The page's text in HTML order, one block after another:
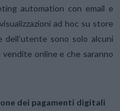
automation con email e
ad hoc su store
dell’utente sono solo alcuni
vendite online e che saranno
dei pagamenti digitali